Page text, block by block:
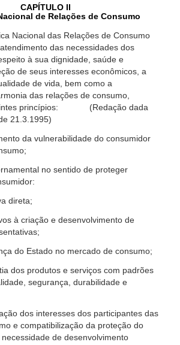
CAPÍTULO II
de Relações de Consumo
Nacional das Relações de Consumo
das necessidades dos
à sua dignidade, saúde e
de seus interesses econômicos, a
de vida, bem como a
das relações de consumo,
princípios: (Redação dada
21.3.1995)
da vulnerabilidade do consumidor
no sentido de proteger
direta;
à criação e desenvolvimento de
do Estado no mercado de consumo;
produtos e serviços com padrões
segurança, durabilidade e
dos interesses dos participantes das
e compatibilização da proteção do
de desenvolvimento